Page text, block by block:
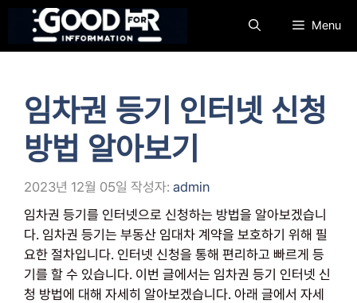
츠
Menu
임차권 등기 인터넷 신청
방법 알아보기
2023년 12월 05일 작성자: admin
임차권 등기를 인터넷으로 신청하는 방법을 알아보겠습니
다. 임차권 등기는 부동산 임대차 계약을 보호하기 위해 필
요한 절차입니다. 인터넷 신청을 통해 편리하고 빠르게 등
기를 할 수 있습니다. 이번 글에서는 임차권 등기 인터넷 신
청 방법에 대해 자세히 알아보겠습니다. 아래 글에서 자세